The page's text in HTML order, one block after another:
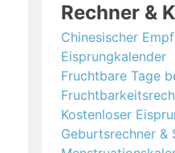
Rechner &
Chinesischer
Eisprungkalender
Fruchtbare Tage
Kostenloser
Geburtsrechner &